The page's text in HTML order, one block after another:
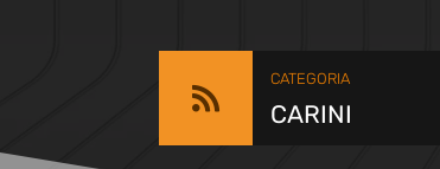

CATEGORIA
CARINI